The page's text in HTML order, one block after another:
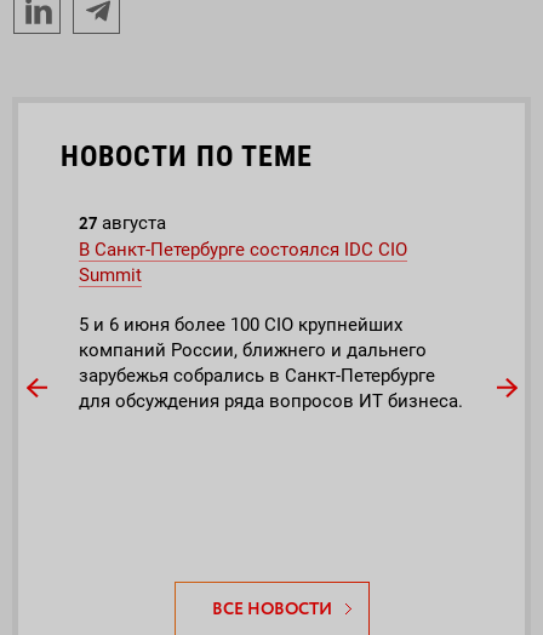
НОВОСТИ ПО ТЕМЕ
27 августа
В Санкт-Петербурге состоялся IDC CIO
Summit
5 и 6 июня более 100 CIO крупнейших
компаний России, ближнего и дальнего
зарубежья собрались в Санкт-Петербурге
для обсуждения ряда вопросов ИТ бизнеса.
ВСЕ НОВОСТИ